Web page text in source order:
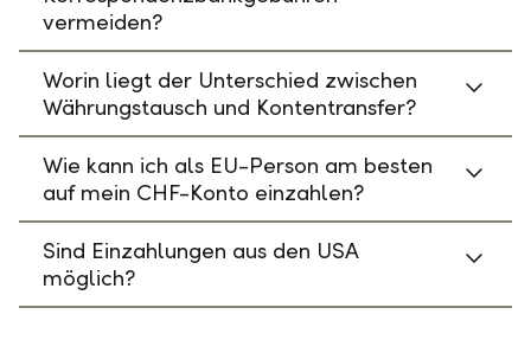
vermeiden?
Worin liegt der Unterschied zwischen
Währungstausch und Kontentransfer?
Wie kann ich als EU-Person am besten
auf mein CHF-Konto einzahlen?
Sind Einzahlungen aus den USA
möglich?